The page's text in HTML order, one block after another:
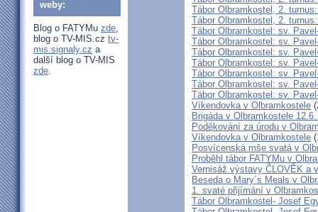
weby:
Blog o FATYMu zde,
blog o TV-MIS.cz tv-
mis.signaly.cz a
další blog o TV-MIS
zde.
Tábor Olbramkostel, 2.
Tábor Olbramkostel, 2.
Tábor Olbramkostel: sv.
Tábor Olbramkostel: sv.
Tábor Olbramkostel: sv.
Tábor Olbramkostel: sv.
Tábor Olbramkostel: sv.
Tábor Olbramkostel: sv.
Tábor Olbramkostel: sv.
Víkendovka v Olbramkostele
Brigáda v Olbramkostele
Poděkování za úrodu v
Víkendovka v Olbramkostele
Posvícenská mše svatá v
Proběhl tábor FATYMu v
Vernisáž výstavy ČLOVĚK a
Beseda o Mary´s Meals v
1. svaté přijímání v
Tábor Olbramkostel- Josef